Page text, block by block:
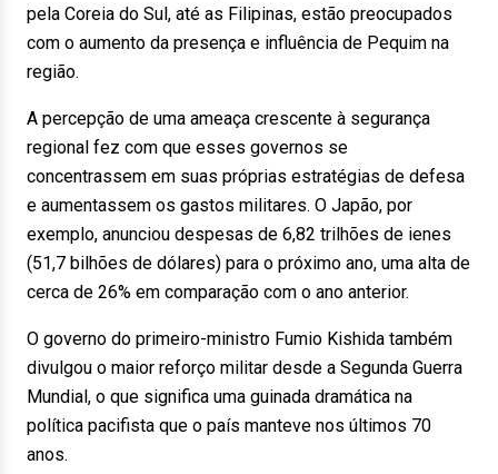
pela Coreia do Sul, até as Filipinas, estão preocupados
com o aumento da presença e influência de Pequim na
região.
A percepção de uma ameaça crescente à segurança
regional fez com que esses governos se
concentrassem em suas próprias estratégias de defesa
e aumentassem os gastos militares. O Japão, por
exemplo, anunciou despesas de 6,82 trilhões de ienes
(51,7 bilhões de dólares) para o próximo ano, uma alta de
cerca de 26% em comparação com o ano anterior.
O governo do primeiro-ministro Fumio Kishida também
divulgou o maior reforço militar desde a Segunda Guerra
Mundial, o que significa uma guinada dramática na
política pacifista que o país manteve nos últimos 70
anos.